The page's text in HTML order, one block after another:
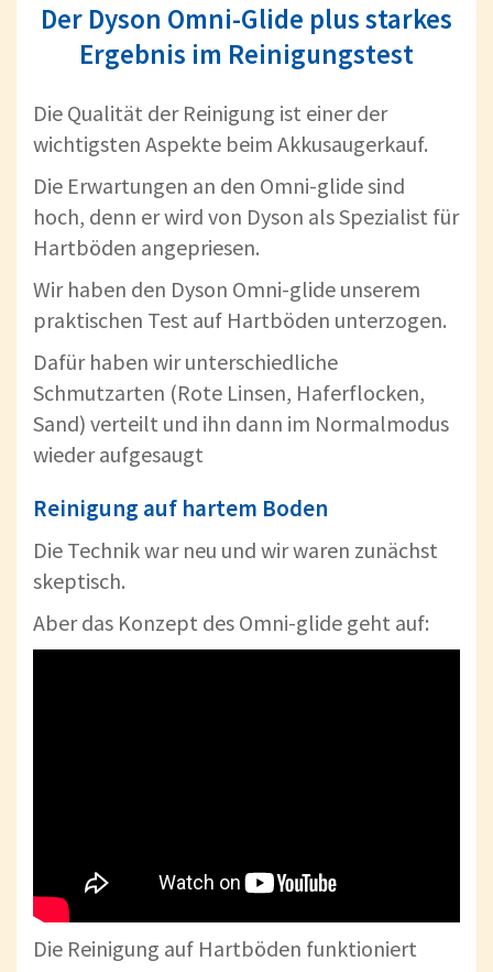
Der Dyson Omni-Glide plus starkes
Ergebnis im Reinigungstest
Die Qualität der Reinigung ist einer der
wichtigsten Aspekte beim Akkusaugerkauf.
Die Erwartungen an den Omni-glide sind
hoch, denn er wird von Dyson als Spezialist für
Hartböden angepriesen.
Wir haben den Dyson Omni-glide unserem
praktischen Test auf Hartböden unterzogen.
Dafür haben wir unterschiedliche
Schmutzarten (Rote Linsen, Haferflocken,
Sand) verteilt und ihn dann im Normalmodus
wieder aufgesaugt
Reinigung auf hartem Boden
Die Technik war neu und wir waren zunächst
skeptisch.
Aber das Konzept des Omni-glide geht auf:
Die Reinigung auf Hartböden funktioniert